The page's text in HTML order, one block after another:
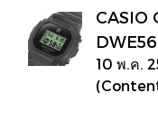
CASIO
10 พ.ค.